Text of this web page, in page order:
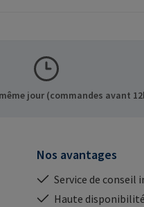
jour (commandes avant
Nos avantages
Service de conseil
Haute